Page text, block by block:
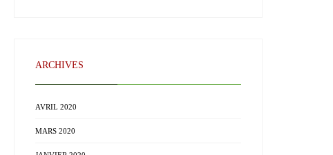
ARCHIVES
AVRIL 2020
MARS 2020